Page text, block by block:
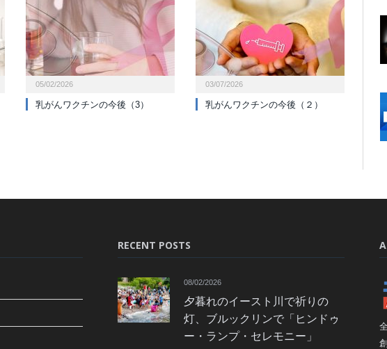
05/02/2026
乳がんワクチンの今後（3）
03/07/2026
乳がんワクチンの今後（２）
RECENT POSTS
08/02/2026
夕暮れのイースト川で祈りの
灯、ブルックリンで「ヒンドゥ
ー・ランプ・セレモニー」